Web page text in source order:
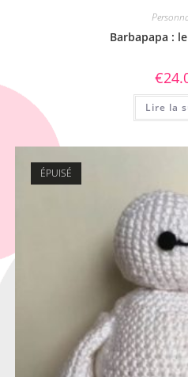
Barbapapa :
€
Lire la
ÉPUISÉ